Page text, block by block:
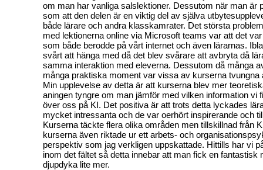
om man har vanliga salslektioner. Dessutom när man är
som att den delen är en viktig del av själva
både lärare och andra klasskamrater. Det största
med lektionerna online via Microsoft teams var att det
som både berodde på vårt internet och även lärarnas.
svårt att hänga med då det blev svårare att avbryta då
samma interaktion med eleverna. Dessutom då många
många praktiska moment var vissa av kurserna tvungna
Min upplevelse av detta är att kurserna blev mer
aningen tyngre om man jämför med vilken information vi
över oss på KI. Det positiva är att trots detta lyckades
mycket intressanta och de var oerhört inspirerande och
Kurserna täckte flera olika områden men tillskillnad från
kurserna även riktade ur ett arbets- och
perspektiv som jag verkligen uppskattade. Hittills har vi
inom det fältet så detta innebar att man fick en fantastisk
djupdyka lite mer.